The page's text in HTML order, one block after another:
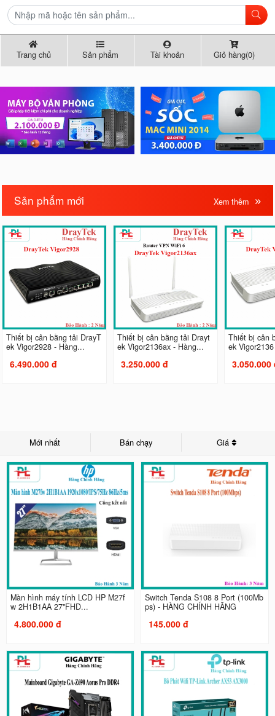
Trang chủ Sản phẩm Tài khoản Giỏ hàng(0)
Sản phẩm mới Xem thêm
Thiết bị cân bằng tải DrayT
ek Vigor2928 - Hàng...
6.490.000 đ
Thiết bị cân bằng tải Drayt
ek Vigor2136ax - Hàng...
3.250.000 đ
Thiết bị cân
ek
3.050.000
Mới nhất Bán chạy Giá
Màn hình máy tính LCD HP M27f
w 2H1B1AA 27"FHD...
4.800.000 đ
Switch Tenda S108 8 Port (100Mb
ps) - HÀNG CHÍNH HÃNG
145.000 đ